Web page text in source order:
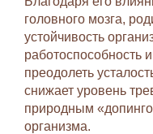
головного мозга,
устойчивость
работоспособность
преодолеть
снижает уровень
природным
организма.